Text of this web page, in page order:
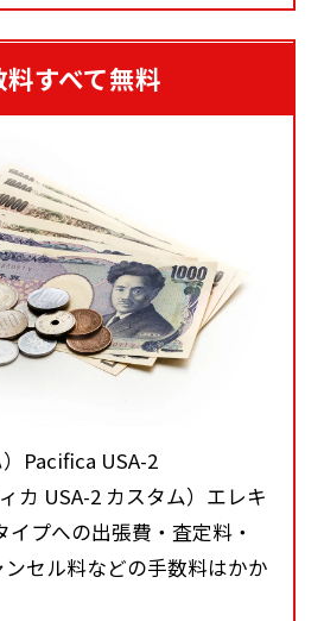
すべて無料
Pacifica USA-2
カ USA-2 カスタム）エレキ
プへの出張費・査定料・
セル料などの手数料はかか